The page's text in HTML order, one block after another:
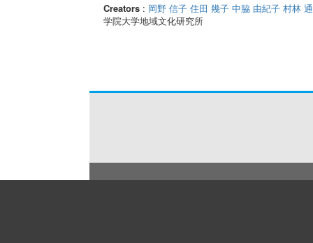
Creators: 岡野 信子 住田 幾子 中脇 由紀子 村林
学院大学地域文化研究所